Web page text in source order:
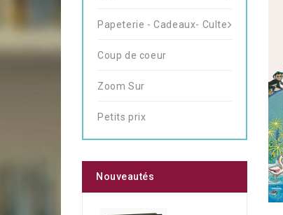
Papeterie - Cadeaux- Culte
Coup de coeur
Zoom Sur
Petits prix
Nouveautés